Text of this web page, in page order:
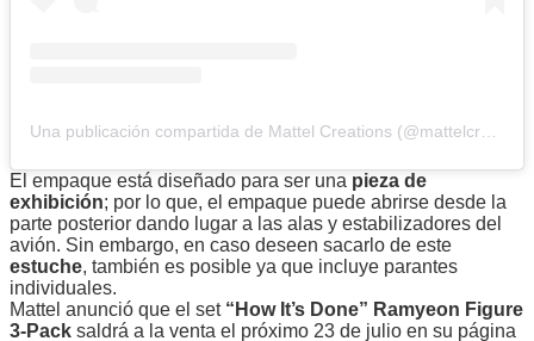
El empaque está diseñado para ser una pieza de
exhibición; por lo que, el empaque puede abrirse desde la
parte posterior dando lugar a las alas y estabilizadores del
avión. Sin embargo, en caso deseen sacarlo de este
estuche, también es posible ya que incluye parantes
individuales.
Mattel anunció que el set“How It’s Done” Ramyeon Figure
3-Pack saldrá a la venta el próximo 23 de julio en su página